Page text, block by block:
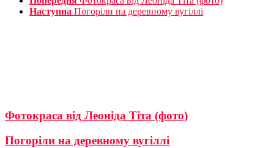
Наступна Погоріли на деревному вугіллі
Фотокраса від Леоніда Тіта (фото)
Погоріли на деревному вугіллі